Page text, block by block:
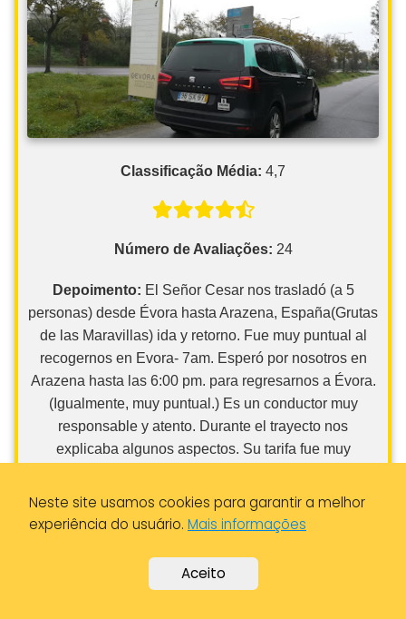
Classificação Média: 4,7
Número de Avaliações:
Depoimento:El Señor Cesar nos trasladó (a 5
de las Maravillas) ida y retorno. Fue muy puntual al
recogernos en Evora- 7am. Esperó por nosotros en
Arazena hasta las 6:00 pm. para regresarnos a Évora.
(Igualmente, muy puntual.) Es un conductor muy
responsable y atento. Durante el trayecto nos
explicaba algunos aspectos. Su tarifa fue muy
económica, su servicio de excelencia. Lo recomiendo
y volvería a usar sus servicios. Aixa Pérez Sotomayor
Largo das Portas de Moura, R. do Valasco,
Neste site usamos cookies para garantir a melhor
experiência do usuário. Mais informações
Aceito